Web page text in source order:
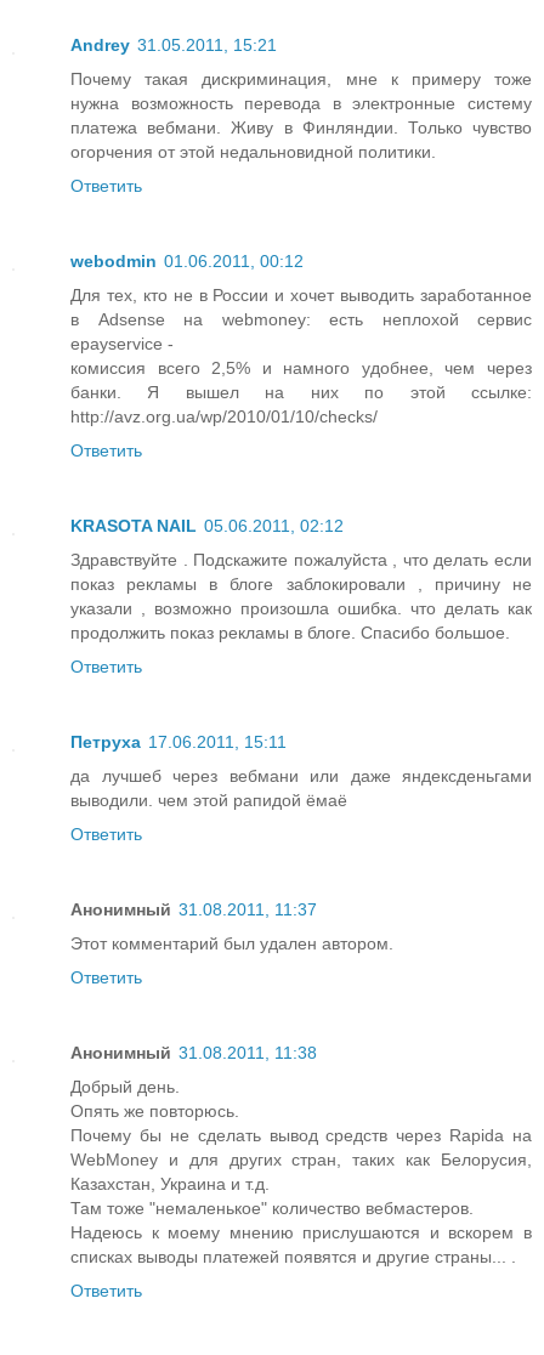
Andrey 31.05.2011, 15:21
Почему такая дискриминация, мне к примеру тоже
нужна возможность перевода в электронные систему
платежа вебмани. Живу в Финляндии. Только чувство
огорчения от этой недальновидной политики.
Ответить
webodmin 01.06.2011, 00:12
Для тех, кто не в России и хочет выводить заработанное
в Adsense на webmoney: есть неплохой сервис
epayservice -
комиссия всего 2,5% и намного удобнее, чем через
банки. Я вышел на них по этой ссылке:
http://avz.org.ua/wp/2010/01/10/checks/
Ответить
KRASOTA NAIL 05.06.2011, 02:12
Здравствуйте . Подскажите пожалуйста , что делать если
показ рекламы в блоге заблокировали , причину не
указали , возможно произошла ошибка. что делать как
продолжить показ рекламы в блоге. Спасибо большое.
Ответить
Петруха 17.06.2011, 15:11
да лучшеб через вебмани или даже яндексденьгами
выводили. чем этой рапидой ёмаё
Ответить
Анонимный 31.08.2011, 11:37
Этот комментарий был удален автором.
Ответить
Анонимный 31.08.2011, 11:38
Добрый день.
Опять же повторюсь.
Почему бы не сделать вывод средств через Rapida на
WebMoney и для других стран, таких как Белорусия,
Казахстан, Украина и т.д.
Там тоже "немаленькое" количество вебмастеров.
Надеюсь к моему мнению прислушаются и вскорем в
списках выводы платежей появятся и другие страны... .
Ответить